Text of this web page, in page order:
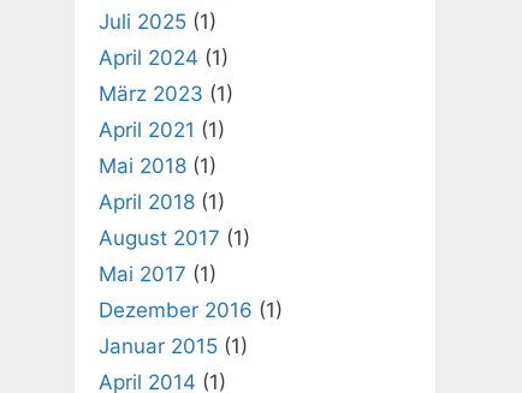
Juli 2025 (1)
April 2024 (1)
März 2023 (1)
April 2021 (1)
Mai 2018 (1)
April 2018 (1)
August 2017 (1)
Mai 2017 (1)
Dezember 2016 (1)
Januar 2015 (1)
April 2014 (1)